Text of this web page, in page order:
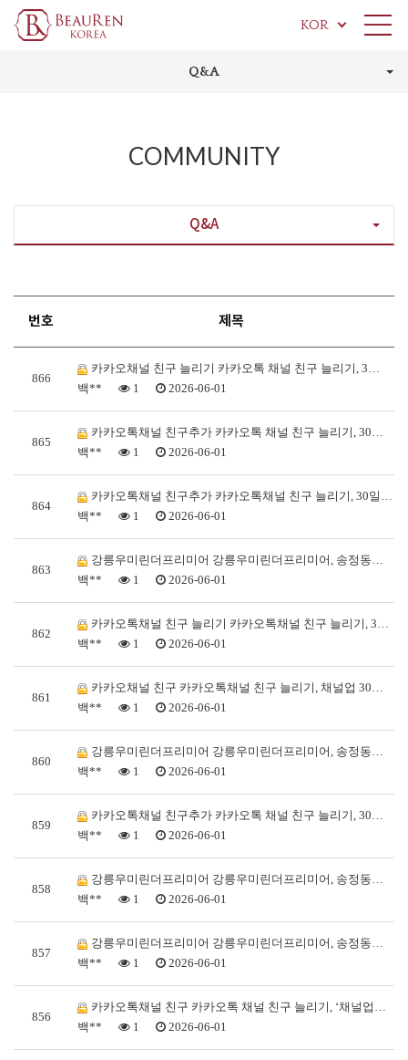
KOR
Q&A
COMMUNITY
Q&A
번호 제목
866
카카오채널 친구 늘리기 카카오톡 채널 친구 늘리기, 3…
백**
1 2026-06-01
865
카카오톡채널 친구추가 카카오톡 채널 친구 늘리기, 30…
백**
1 2026-06-01
864
카카오톡채널 친구추가 카카오톡채널 친구 늘리기, 30일…
백**
1 2026-06-01
863
강릉우미린더프리미어 강릉우미린더프리미어, 송정동의 새로…
백**
1 2026-06-01
862
카카오톡채널 친구 늘리기 카카오톡채널 친구 늘리기, 3…
백**
1 2026-06-01
861
카카오채널 친구 카카오톡채널 친구 늘리기, 채널업 30…
백**
1 2026-06-01
860
강릉우미린더프리미어 강릉우미린더프리미어, 송정동의 새로…
백**
1 2026-06-01
859
카카오톡채널 친구추가 카카오톡 채널 친구 늘리기, 30…
백**
1 2026-06-01
858
강릉우미린더프리미어 강릉우미린더프리미어, 송정동의 새로…
백**
1 2026-06-01
857
강릉우미린더프리미어 강릉우미린더프리미어, 송정동의 새로…
백**
1 2026-06-01
856
카카오톡채널 친구 카카오톡 채널 친구 늘리기, ‘채널업…
백**
1 2026-06-01